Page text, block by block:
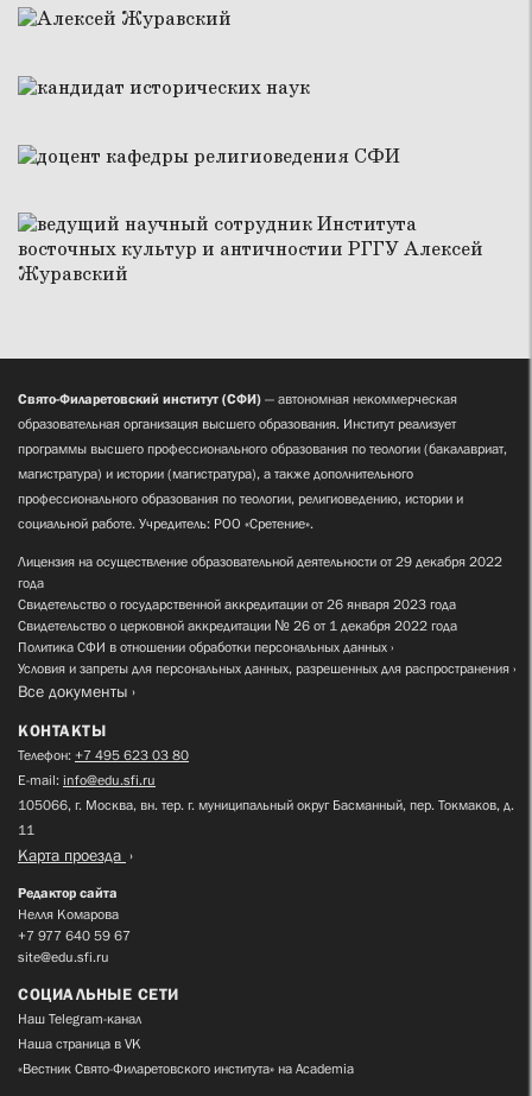
Свято-Филаретовский институт (СФИ) — автономная некоммерческая
образовательная организация высшего образования. Институт реализует
программы высшего профессионального образования по теологии (бакалавриат,
магистратура) и истории (магистратура), а также дополнительного
профессионального образования по теологии, религиоведению, истории и
социальной работе. Учредитель: РОО «Сретение».
Лицензия на осуществление образовательной деятельности от 29 декабря 2022
года
Свидетельство о государственной аккредитации от 26 января 2023 года
Свидетельство о церковной аккредитации № 26 от 1 декабря 2022 года
Политика СФИ в отношении обработки персональных данных
Условия и запреты для персональных данных, разрешенных для распространения
Все документы
КОНТАКТЫ
Телефон: +7 495 623 03 80
E-mail: info@edu.sfi.ru
105066, г. Москва, вн. тер. г. муниципальный округ Басманный, пер. Токмаков, д.
11
Карта проезда
Редактор сайта
Нелля Комарова
+7 977 640 59 67
site@edu.sfi.ru
СОЦИАЛЬНЫЕ СЕТИ
Наш Telegram-канал
Наша страница в VK
«Вестник Свято-Филаретовского института» на Academia